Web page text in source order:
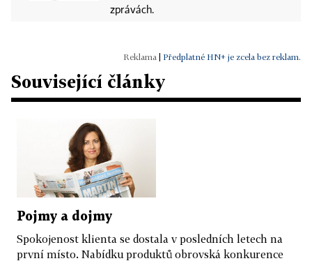
zprávách.
Předplatné HN+ je zcela bez reklam.
Související články
Pojmy a dojmy
Spokojenost klienta se dostala v posledních letech na
první místo. Nabídku produktů obrovská konkurence